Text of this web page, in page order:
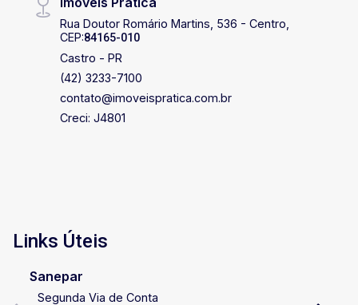
Rua Doutor Romário Martins, 536 - Centro,
CEP:84165-010
Castro - PR
(42) 3233-7100
contato@imoveispratica.com.br
Creci: J4801
Links Úteis
Sanepar
Segunda Via de Conta